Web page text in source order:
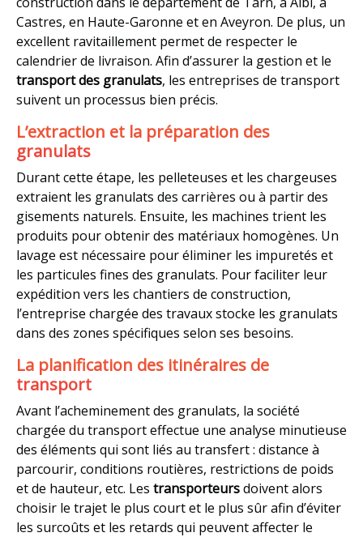
Castres, en Haute-Garonne et en Aveyron. De plus, un
excellent ravitaillement permet de respecter le
calendrier de livraison. Afin d’assurer la gestion et le
transport des granulats, les entreprises de transport
suivent un processus bien précis.
L’extraction et la préparation des
granulats
Durant cette étape, les pelleteuses et les chargeuses
extraient les granulats des carrières ou à partir des
gisements naturels. Ensuite, les machines trient les
produits pour obtenir des matériaux homogènes. Un
lavage est nécessaire pour éliminer les impuretés et
les particules fines des granulats. Pour faciliter leur
expédition vers les chantiers de construction,
l’entreprise chargée des travaux stocke les granulats
dans des zones spécifiques selon ses besoins.
La planification des itinéraires de
transport
Avant l’acheminement des granulats, la société
chargée du transport effectue une analyse minutieuse
des éléments qui sont liés au transfert : distance à
parcourir, conditions routières, restrictions de poids
et de hauteur, etc. Les transporteursdoivent alors
choisir le trajet le plus court et le plus sûr afin d’éviter
les surcoûts et les retards qui peuvent affecter le